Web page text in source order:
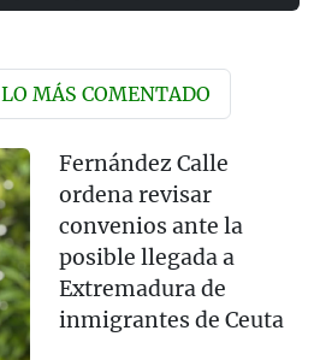
LO MÁS COMENTADO
Fernández Calle
ordena revisar
convenios ante la
posible llegada a
Extremadura de
inmigrantes de Ceuta